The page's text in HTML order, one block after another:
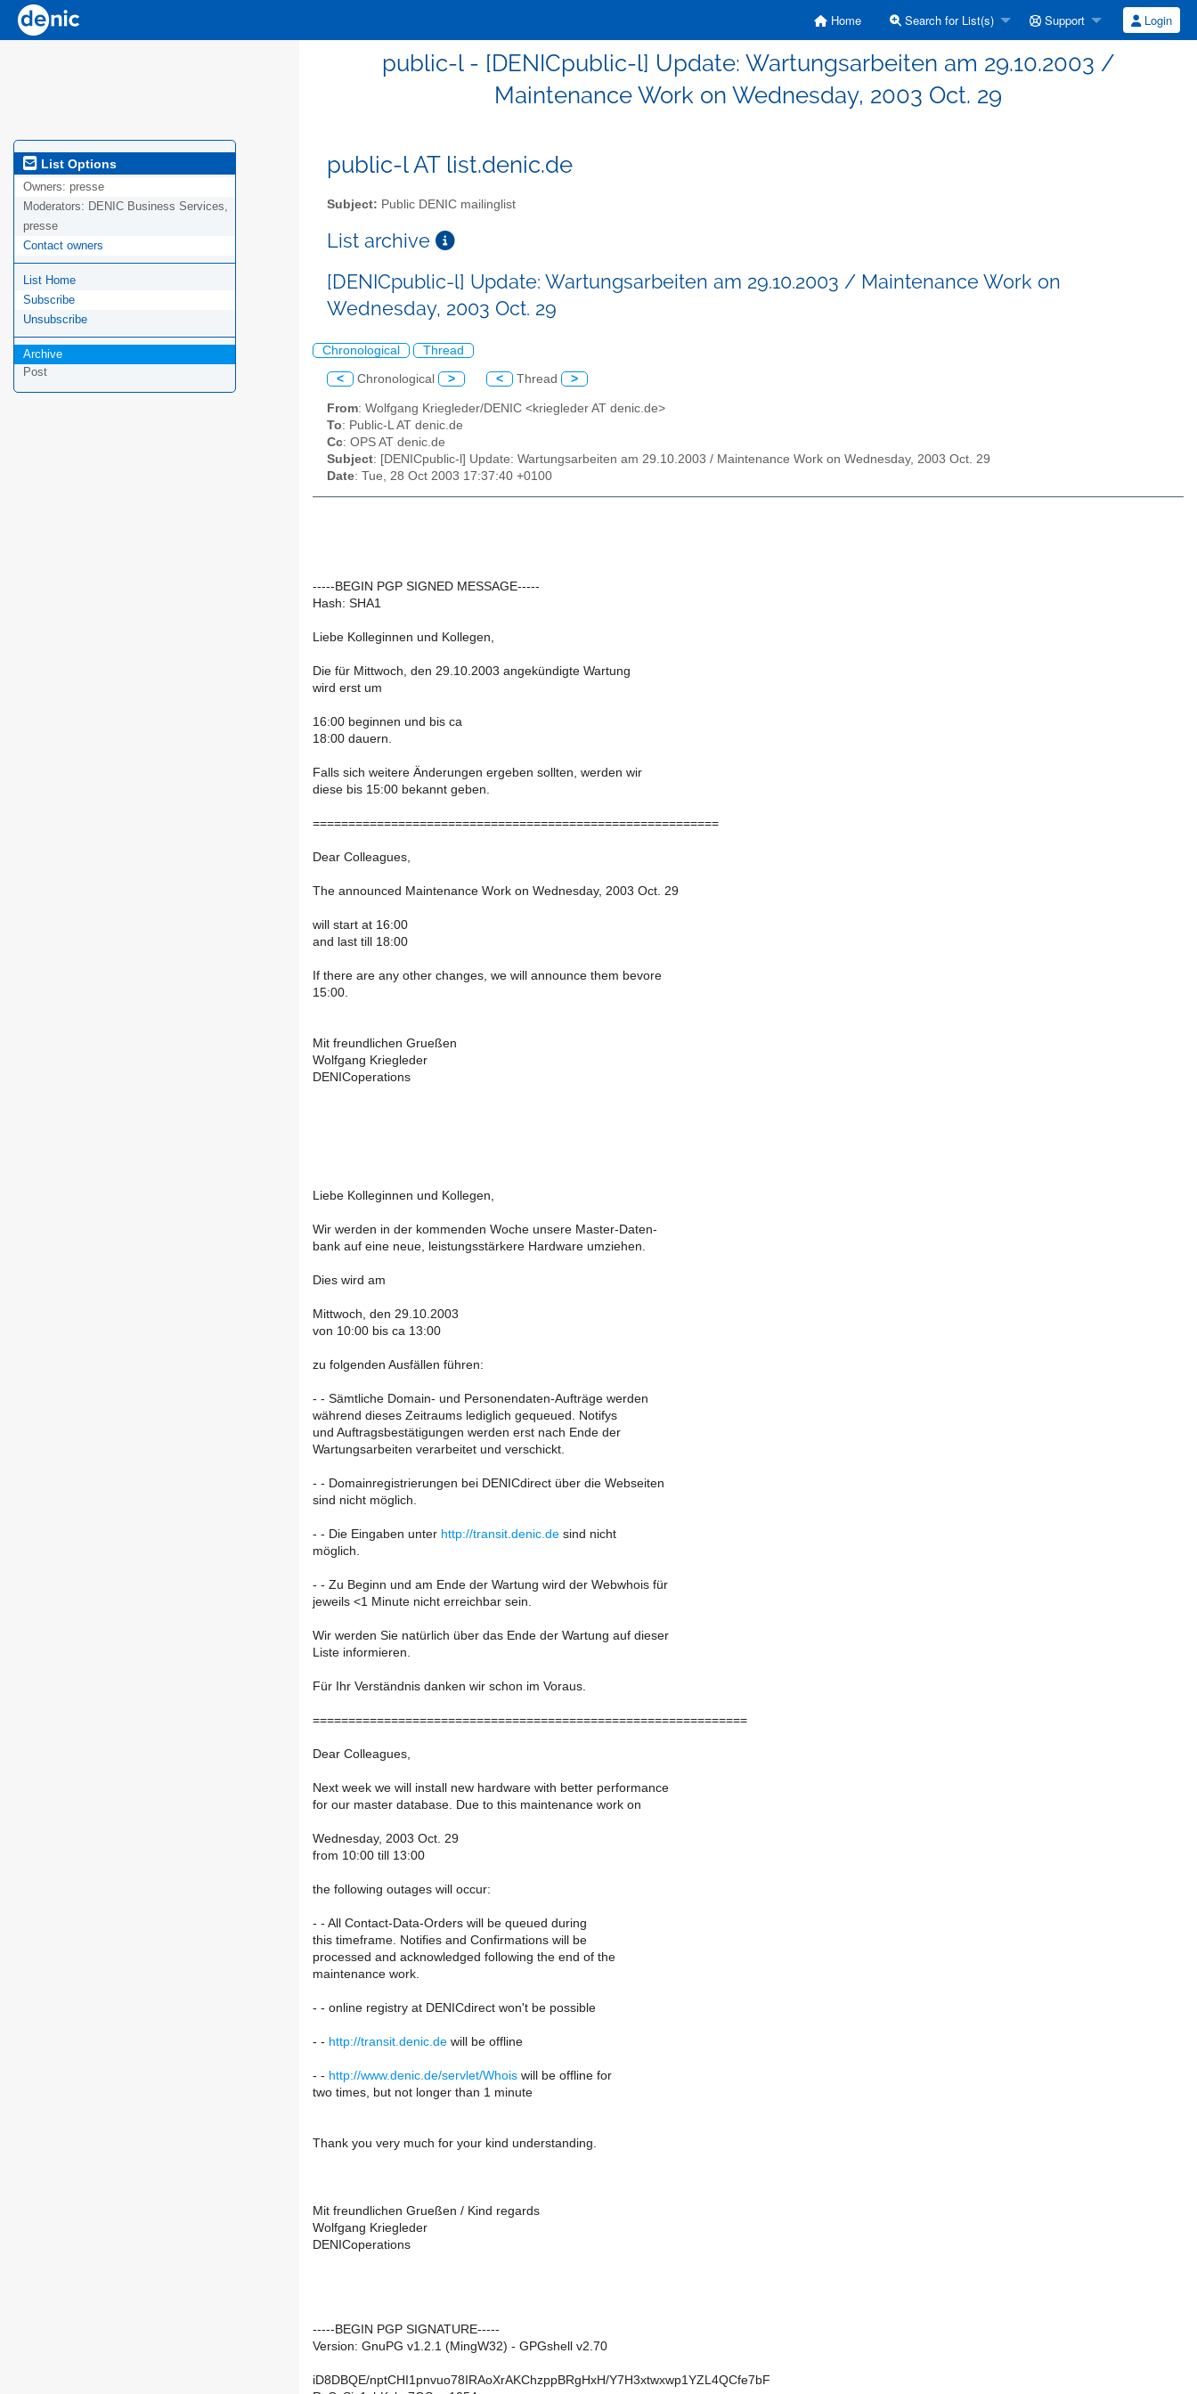
Home Search for List(s) Support Login
public-l - [DENICpublic-l] Update: Wartungsarbeiten am 29.10.2003 /
Maintenance Work on Wednesday, 2003 Oct. 29
List Options
Owners: presse
Moderators: DENIC Business Services,
presse
Contact owners
List Home
Subscribe
Unsubscribe
Archive
Post
public-l AT list.denic.de
Subject: Public DENIC mailinglist
List archive
[DENICpublic-l] Update: Wartungsarbeiten am 29.10.2003 / Maintenance Work on
Wednesday, 2003 Oct. 29
Chronological Thread
< Chronological > < Thread >
From: Wolfgang Kriegleder/DENIC <kriegleder AT denic.de>
To: Public-L AT denic.de
Cc: OPS AT denic.de
Subject: [DENICpublic-l] Update: Wartungsarbeiten am 29.10.2003 / Maintenance Work on Wednesday, 2003 Oct. 29
Date: Tue, 28 Oct 2003 17:37:40 +0100
-----BEGIN PGP SIGNED MESSAGE-----
Hash: SHA1
Liebe Kolleginnen und Kollegen,
Die für Mittwoch, den 29.10.2003 angekündigte Wartung
wird erst um
16:00 beginnen und bis ca
18:00 dauern.
Falls sich weitere Änderungen ergeben sollten, werden wir
diese bis 15:00 bekannt geben.
=========================================================
Dear Colleagues,
The announced Maintenance Work on Wednesday, 2003 Oct. 29
will start at 16:00
and last till 18:00
If there are any other changes, we will announce them bevore
15:00.
Mit freundlichen Grueßen
Wolfgang Kriegleder
DENICoperations
Liebe Kolleginnen und Kollegen,
Wir werden in der kommenden Woche unsere Master-Daten-
bank auf eine neue, leistungsstärkere Hardware umziehen.
Dies wird am
Mittwoch, den 29.10.2003
von 10:00 bis ca 13:00
zu folgenden Ausfällen führen:
- - Sämtliche Domain- und Personendaten-Aufträge werden
während dieses Zeitraums lediglich gequeued. Notifys
und Auftragsbestätigungen werden erst nach Ende der
Wartungsarbeiten verarbeitet und verschickt.
- - Domainregistrierungen bei DENICdirect über die Webseiten
sind nicht möglich.
- - Die Eingaben unter http://transit.denic.de sind nicht
möglich.
- - Zu Beginn und am Ende der Wartung wird der Webwhois für
jeweils <1 Minute nicht erreichbar sein.
Wir werden Sie natürlich über das Ende der Wartung auf dieser
Liste informieren.
Für Ihr Verständnis danken wir schon im Voraus.
=============================================================
Dear Colleagues,
Next week we will install new hardware with better performance
for our master database. Due to this maintenance work on
Wednesday, 2003 Oct. 29
from 10:00 till 13:00
the following outages will occur:
- - All Contact-Data-Orders will be queued during
this timeframe. Notifies and Confirmations will be
processed and acknowledged following the end of the
maintenance work.
- - online registry at DENICdirect won't be possible
- - http://transit.denic.de will be offline
- - http://www.denic.de/servlet/Whois will be offline for
two times, but not longer than 1 minute
Thank you very much for your kind understanding.
Mit freundlichen Grueßen / Kind regards
Wolfgang Kriegleder
DENICoperations
-----BEGIN PGP SIGNATURE-----
Version: GnuPG v1.2.1 (MingW32) - GPGshell v2.70
iD8DBQE/nptCHI1pnvuo78IRAoXrAKChzppBRgHxH/Y7H3xtwxwp1YZL4QCfe7bF